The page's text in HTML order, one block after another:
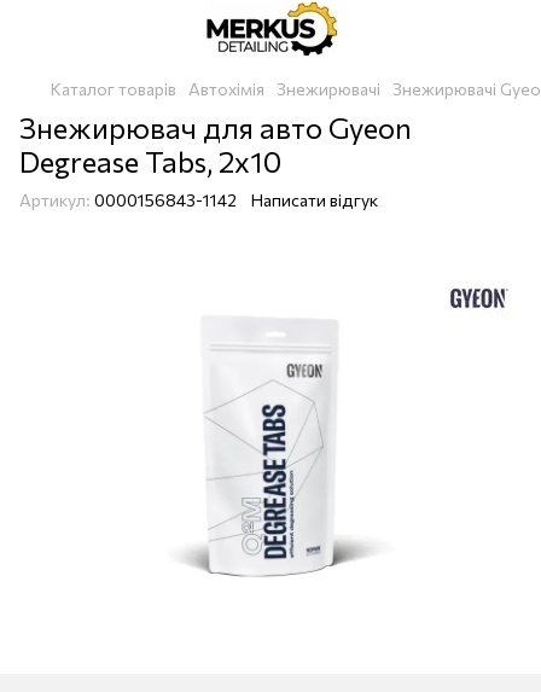
Каталог товарів Автохімія Знежирювачі Знежирювачі
Знежирювач для авто Gyeon
Degrease Tabs, 2x10
Артикул: 0000156843-1142 Написати відгук